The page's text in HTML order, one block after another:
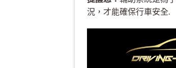
況，才能確保行車安全.